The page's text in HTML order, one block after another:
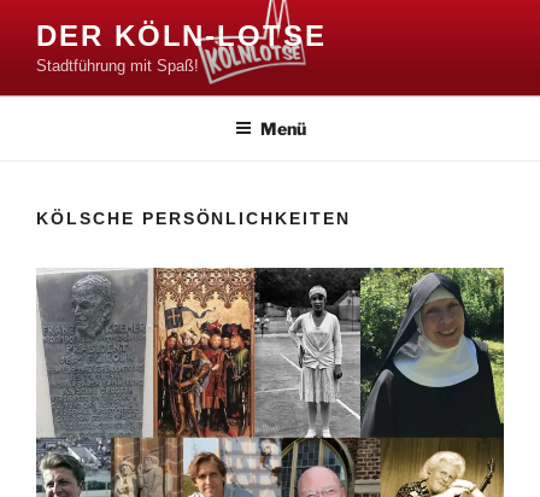
Inhalt
springen
DER KÖLN-LOTSE
Stadtführung mit Spaß!
Menü
KÖLSCHE PERSÖNLICHKEITEN